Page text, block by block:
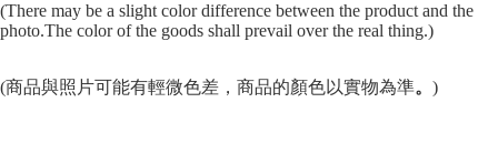
(There may be a slight color difference between the product and the
photo.The color of the goods shall prevail over the real thing.)
(商品與照片可能有輕微色差，商品的顏色以實物為準。 )